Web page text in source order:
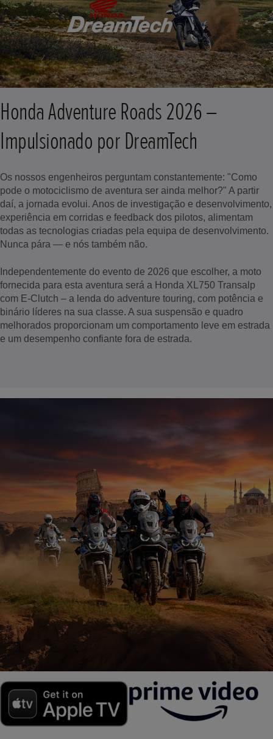
Honda Adventure Roads 2026 –
Impulsionado por DreamTech
Os nossos engenheiros perguntam constantemente: "Como
pode o motociclismo de aventura ser ainda melhor?" A partir
daí, a jornada evolui. Anos de investigação e desenvolvimento,
experiência em corridas e feedback dos pilotos, alimentam
todas as tecnologias criadas pela equipa de desenvolvimento.
Nunca pára — e nós também não.
Independentemente do evento de 2026 que escolher, a moto
fornecida para esta aventura será a Honda XL750 Transalp
com E-Clutch – a lenda do adventure touring, com potência e
binário líderes na sua classe. A sua suspensão e quadro
melhorados proporcionam um comportamento leve em estrada
e um desempenho confiante fora de estrada.